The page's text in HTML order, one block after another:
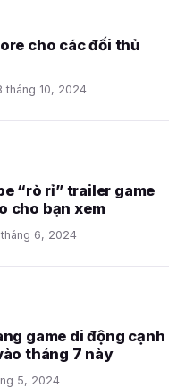
cho các đối thủ
tháng 10, 2024
“rò rỉ” trailer game
cho bạn xem
tháng 6, 2024
game di động cạnh
tháng 7 này
5, 2024